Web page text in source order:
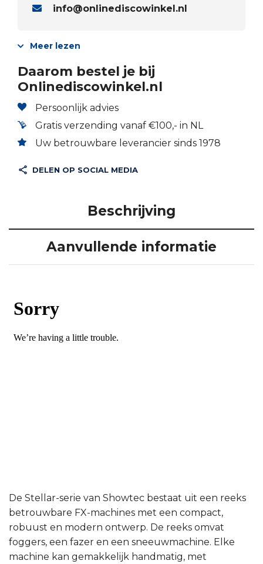
info@onlinediscowinkel.nl
Meer lezen
Daarom bestel je bij
Onlinediscowinkel.nl
Persoonlijk advies
Gratis verzending vanaf €100,- in NL
Uw betrouwbare leverancier sinds 1978
DELEN OP SOCIAL MEDIA
Beschrijving
Aanvullende informatie
De Stellar-serie van Showtec bestaat uit een reeks
betrouwbare FX-machines met een compact,
robuust en modern ontwerp. De reeks omvat
foggers, een fazer en een sneeuwmachine. Elke
machine kan gemakkelijk handmatig, met